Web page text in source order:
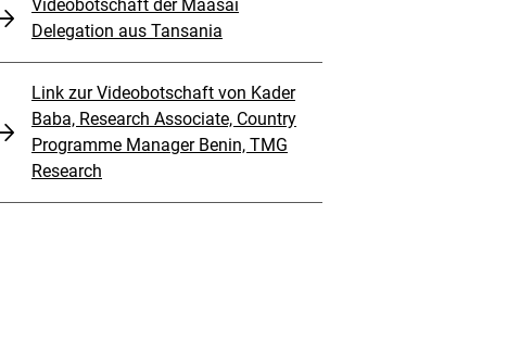
Videobotschaft der Maasai
Delegation aus Tansania
Link zur Videobotschaft von Kader
Baba, Research Associate, Country
Programme Manager Benin, TMG
Research